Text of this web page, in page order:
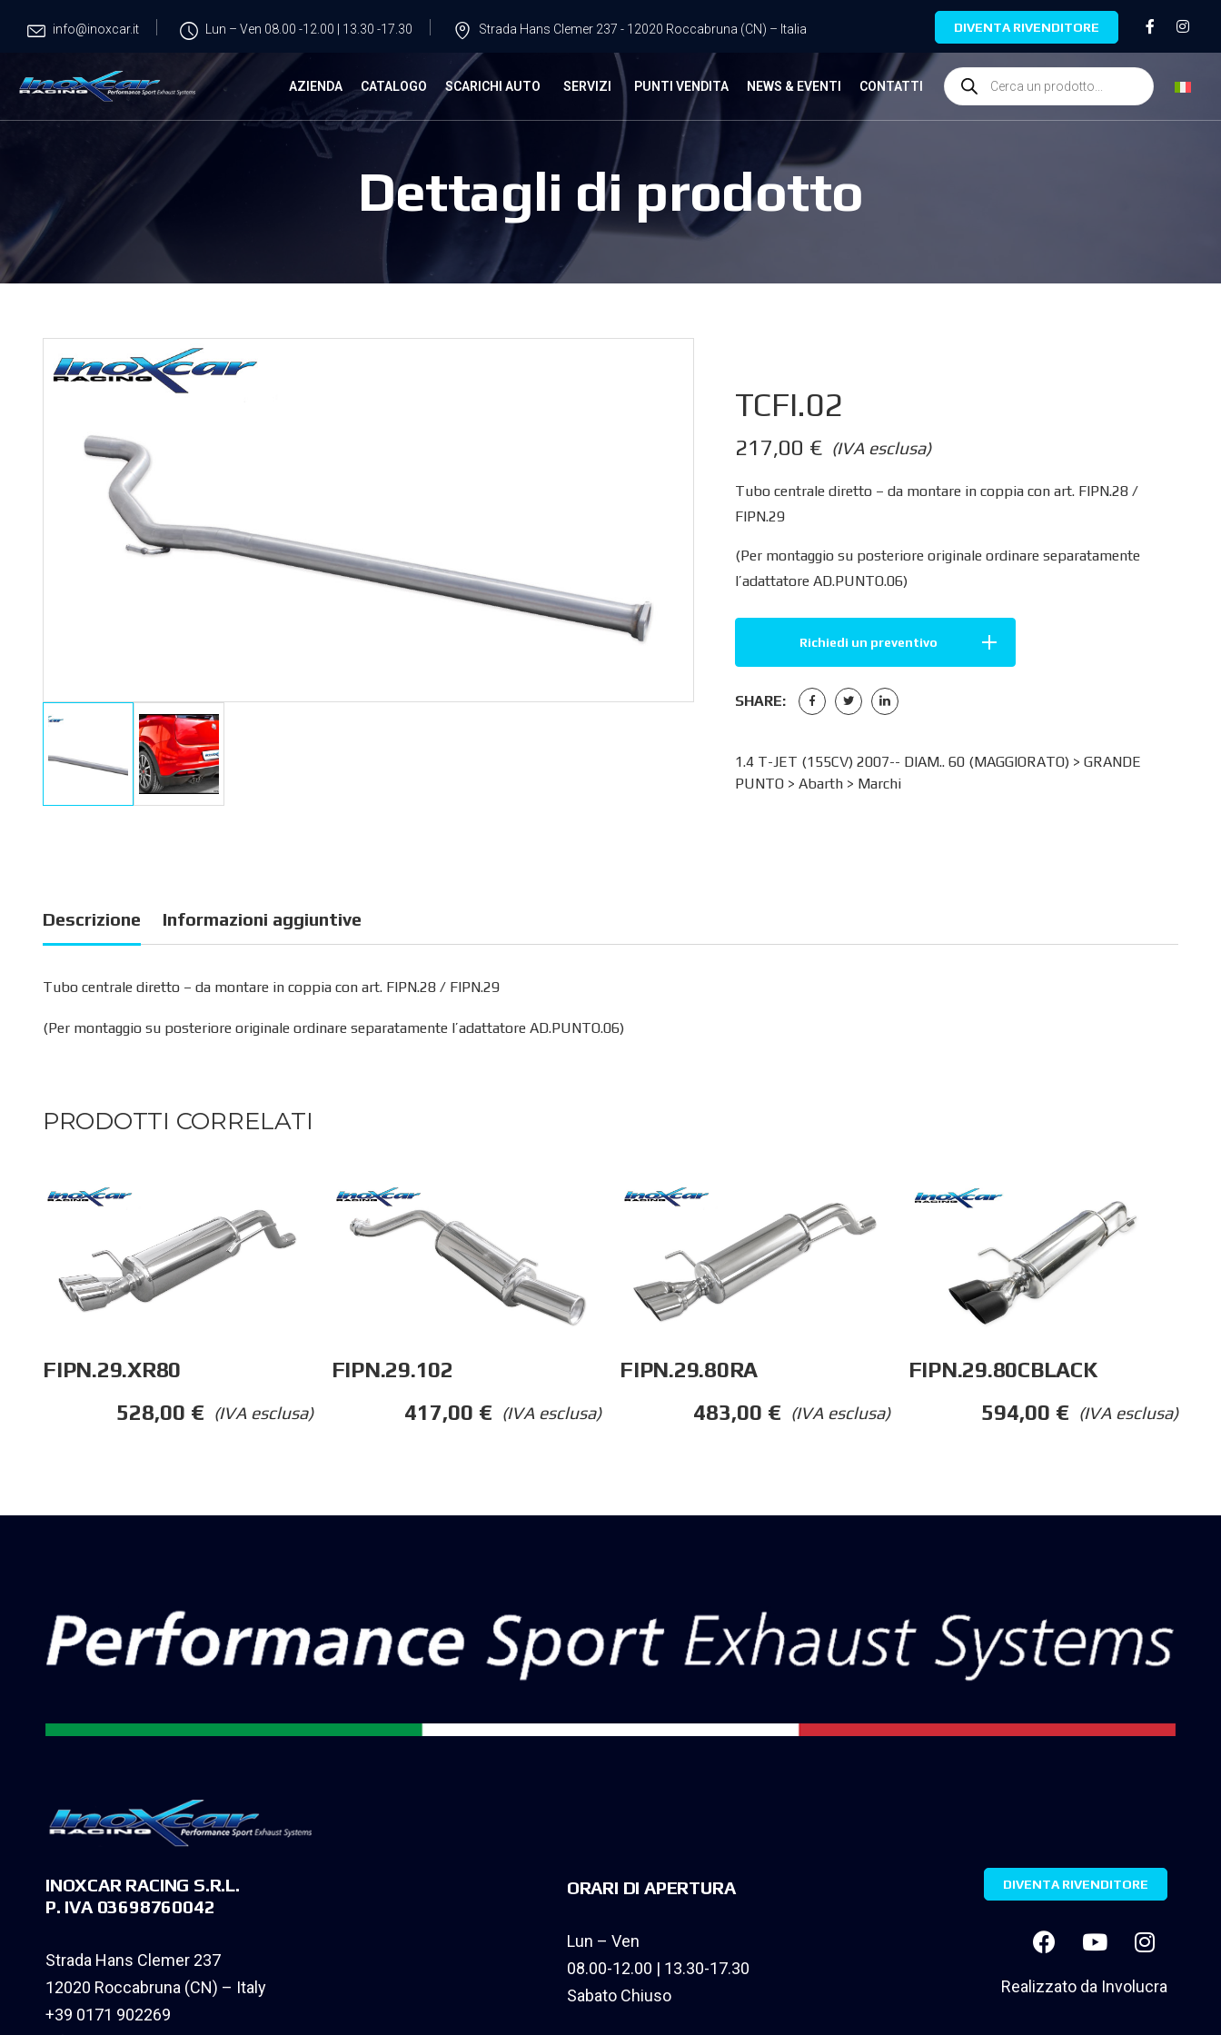
info@inoxcar.it Lun – Ven 08.00 -12.00 | 13.30 -17.30 Strada Hans Clemer 237 - 12020 Roccabruna (CN) – Italia DIVENTA RIVENDITORE
AZIENDA CATALOGO SCARICHI AUTO SERVIZI PUNTI VENDITA NEWS & EVENTI CONTATTI
Dettagli di prodotto
TCFI.02
(IVA esclusa)
217,00 €
Tubo centrale diretto – da montare in coppia con art. FIPN.28 /
FIPN.29
(Per montaggio su posteriore originale ordinare separatamente
l’adattatore AD.PUNTO.06)
Richiedi un preventivo
SHARE:
1.4 T-JET (155CV) 2007-- DIAM.. 60 (MAGGIORATO) > GRANDE
PUNTO> Abarth> Marchi
Descrizione Informazioni aggiuntive
Tubo centrale diretto – da montare in coppia con art. FIPN.28 / FIPN.29
(Per montaggio su posteriore originale ordinare separatamente l’adattatore AD.PUNTO.06)
PRODOTTI CORRELATI
FIPN.29.XR80
(IVA esclusa)
528,00 €
FIPN.29.102
(IVA esclusa)
417,00 €
FIPN.29.80RA
(IVA esclusa)
483,00 €
FIPN.29.80CBLACK
(IVA esclusa)
594,00 €
INOXCAR RACING S.R.L.
P. IVA 03698760042
Strada Hans Clemer 237
12020 Roccabruna (CN) – Italy
+39 0171 902269
ORARI DI APERTURA
Lun – Ven
08.00-12.00 | 13.30-17.30
Sabato Chiuso
DIVENTA RIVENDITORE
Realizzato da Involucra